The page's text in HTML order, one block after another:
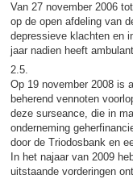
Van 27 november 2006
op de open afdeling van
depressieve klachten en
jaar nadien heeft
2.5.
Op 19 november 2008 is
beherend vennoten
deze surseance, die in
onderneming
door de Triodosbank en
In het najaar van 2009
uitstaande vorderingen